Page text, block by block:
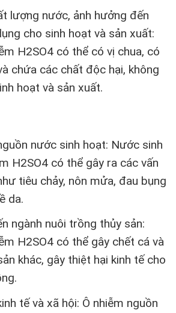
lượng nước, ảnh hưởng đến
cho sinh hoạt và sản xuất:
H2SO4 có thể có vị chua, có
chứa các chất độc hại, không
hoạt và sản xuất.
nước sinh hoạt: Nước sinh
H2SO4 có thể gây ra các vấn
tiêu chảy, nôn mửa, đau bụng
da.
ngành nuôi trồng thủy sản:
H2SO4 có thể gây chết cá và
khác, gây thiệt hại kinh tế cho
tế và xã hội: Ô nhiễm nguồn